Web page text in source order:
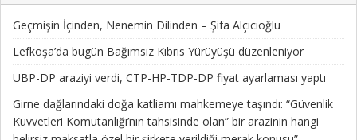
Geçmişin İçinden, Nenemin Dilinden – Şifa Alçıcıoğlu
Lefkoşa’da bugün Bağımsız Kıbrıs Yürüyüşü düzenleniyor
UBP-DP araziyi verdi, CTP-HP-TDP-DP fiyat ayarlaması yaptı
Girne dağlarındaki doğa katliamı mahkemeye taşındı: “Güvenlik
Kuvvetleri Komutanlığı’nın tahsisinde olan” bir arazinin hangi